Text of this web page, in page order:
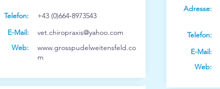
Telefon:
+43 (0)664-8973543
E-Mail:
Web:
vet.chiropraxis@yahoo.com
www.grosspudelweitensfeld.co
m
Adresse:
Telefon:
E-Mail:
Web: